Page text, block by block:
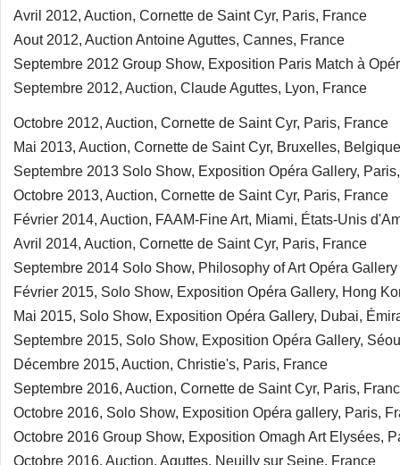
Avril 2012, Auction, Cornette de Saint Cyr, Paris, France
Aout 2012, Auction Antoine Aguttes, Cannes, France
Septembre 2012 Group Show, Exposition Paris Match à
Septembre 2012, Auction, Claude Aguttes, Lyon, France
Octobre 2012, Auction, Cornette de Saint Cyr, Paris, France
Mai 2013, Auction, Cornette de Saint Cyr, Bruxelles, Belgique
Septembre 2013 Solo Show, Exposition Opéra Gallery,
Octobre 2013, Auction, Cornette de Saint Cyr, Paris, France
Février 2014, Auction, FAAM-Fine Art, Miami, États-Unis
Avril 2014, Auction, Cornette de Saint Cyr, Paris, France
Septembre 2014 Solo Show, Philosophy of Art Opéra
Février 2015, Solo Show, Exposition Opéra Gallery, Hong
Mai 2015, Solo Show, Exposition Opéra Gallery, Dubai,
Septembre 2015, Solo Show, Exposition Opéra Gallery,
Décembre 2015, Auction, Christie's, Paris, France
Septembre 2016, Auction, Cornette de Saint Cyr, Paris,
Octobre 2016, Solo Show, Exposition Opéra gallery, Paris,
Octobre 2016 Group Show, Exposition Omagh Art Elysées,
Octobre 2016, Auction, Aguttes, Neuilly sur Seine, France